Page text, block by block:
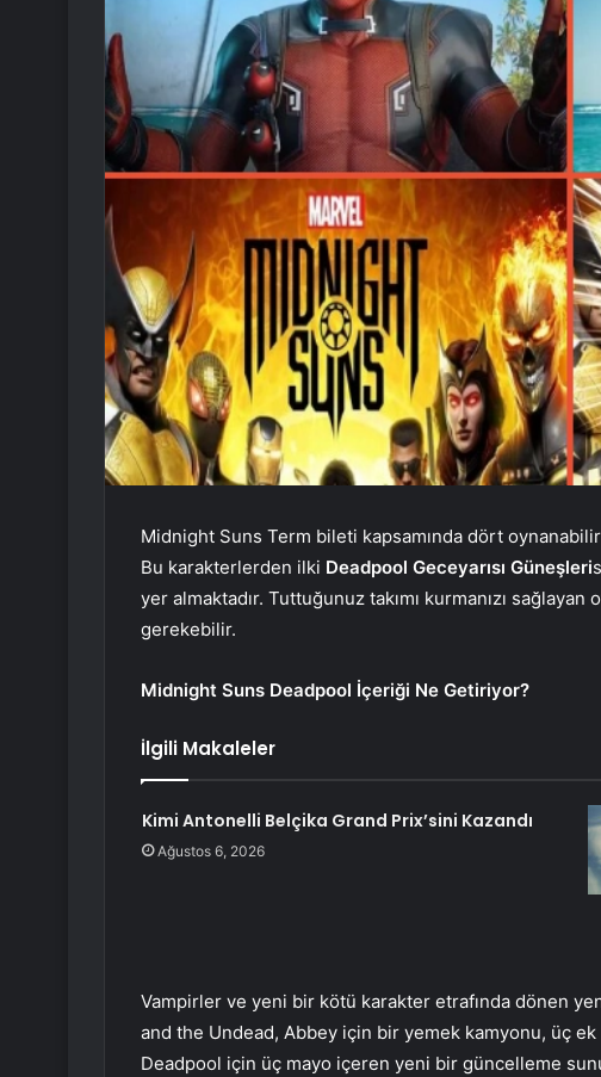
Midnight Suns Term bileti kapsamında dört
Bu karakterlerden ilki Deadpool Geceyarısı Güneşleri
yer almaktadır. Tuttuğunuz takımı kurmanızı
gerekebilir.
Midnight Suns Deadpool İçeriği Ne Getiriyor?
İlgili Makaleler
Kimi Antonelli Belçika Grand Prix’sini Kazandı
Ağustos 6, 2026
Vampirler ve yeni bir kötü karakter etrafında dönen
and the Undead, Abbey için bir yemek kamyonu, üç
Deadpool için üç mayo içeren yeni bir güncelleme